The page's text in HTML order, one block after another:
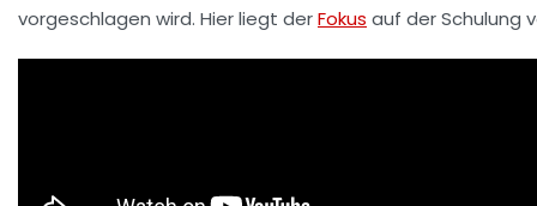
vorgeschlagen wird. Hier liegt derFokus auf der Schulung